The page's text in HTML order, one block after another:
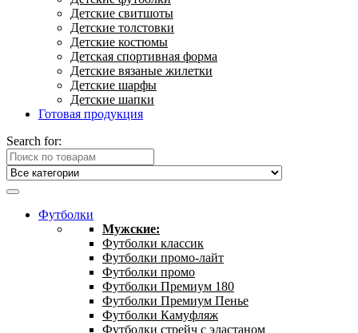
Детские свитшоты
Детские толстовки
Детские костюмы
Детская спортивная форма
Детские вязаные жилетки
Детские шарфы
Детские шапки
Готовая продукция
Search for:
Футболки
Мужские:
Футболки классик
Футболки промо-лайт
Футболки промо
Футболки Премиум 180
Футболки Премиум Пенье
Футболки Камуфляж
Футболки стрейч с эластаном